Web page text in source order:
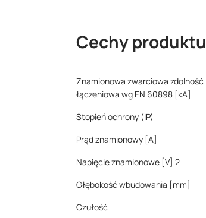
Cechy produktu
Znamionowa zwarciowa zdolność
łączeniowa wg EN 60898 [kA]
Stopień ochrony (IP)
Prąd znamionowy [A]
Napięcie znamionowe [V] 2
Głębokość wbudowania [mm]
Czułość